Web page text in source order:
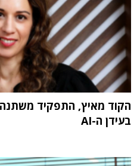
הקוד מאיץ, התפקיד
בעידן ה-AI